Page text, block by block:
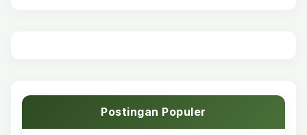
Postingan Populer